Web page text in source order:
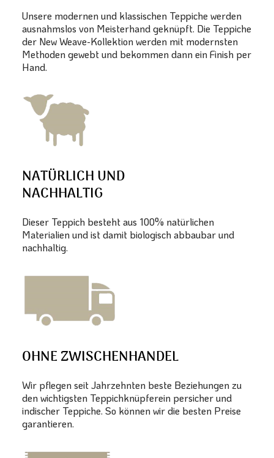
Unsere modernen und klassischen Teppiche werden
ausnahmslos von Meisterhand geknüpft. Die Teppiche
der New Weave-Kollektion werden mit modernsten
Methoden gewebt und bekommen dann ein Finish per
Hand.
NATÜRLICH UND
NACHHALTIG
Dieser Teppich besteht aus 100% natürlichen
Materialien und ist damit biologisch abbaubar und
nachhaltig.
OHNE ZWISCHENHANDEL
Wir pflegen seit Jahrzehnten beste Beziehungen zu
den wichtigsten Teppichknüpferein persicher und
indischer Teppiche. So können wir die besten Preise
garantieren.